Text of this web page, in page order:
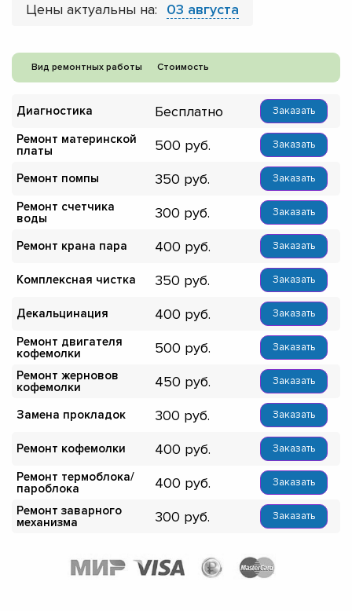
Цены актуальны на: 03 августа
Вид ремонтных работы Стоимость
Диагностика Бесплатно Заказать
Ремонт материнской
платы
500 Заказать
Ремонт помпы 350 Заказать
Ремонт счетчика
воды
300 Заказать
Ремонт крана пара 400 Заказать
Комплексная чистка 350 Заказать
Декальцинация 400 Заказать
Ремонт двигателя
кофемолки
500 Заказать
Ремонт жерновов
кофемолки
450 Заказать
Замена прокладок 300 Заказать
Ремонт кофемолки 400 Заказать
Ремонт термоблока/
пароблока
400 Заказать
Ремонт заварного
механизма
300 Заказать